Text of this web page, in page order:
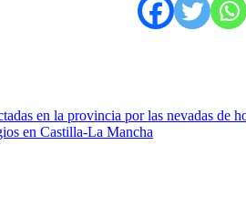
en la provincia por las nevadas de
en Castilla-La Mancha